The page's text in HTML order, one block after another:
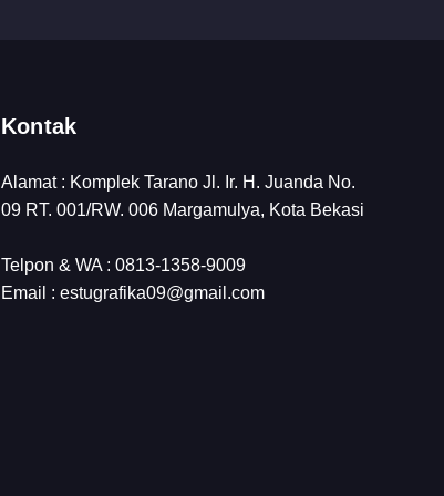
Kontak
Alamat : Komplek Tarano Jl. Ir. H. Juanda No.
09 RT. 001/RW. 006 Margamulya, Kota Bekasi
Telpon & WA : 0813-1358-9009
Email : estugrafika09@gmail.com